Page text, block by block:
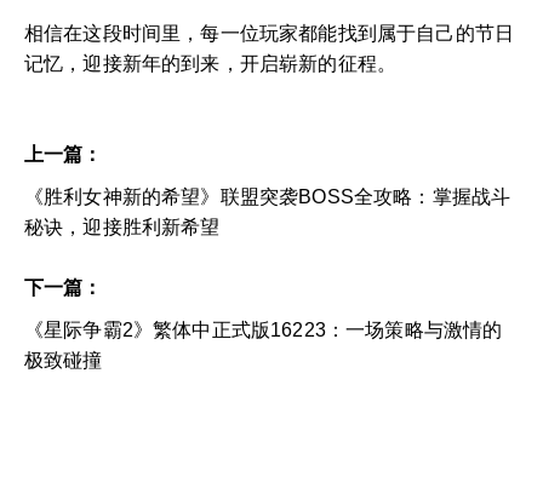
相信在这段时间里，每一位玩家都能找到属于自己的节日
记忆，迎接新年的到来，开启崭新的征程。
上一篇：
《胜利女神新的希望》联盟突袭BOSS全攻略：掌握战斗
秘诀，迎接胜利新希望
下一篇：
《星际争霸2》繁体中正式版16223：一场策略与激情的
极致碰撞